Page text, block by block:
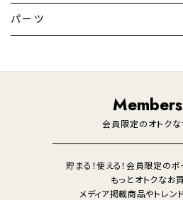
暖房機
調理家電
テレビ
パーツ
会員限定のオトクな
貯まる！使える！会員限定のポ
もっとオトクなお
メディア掲載商品やトレン